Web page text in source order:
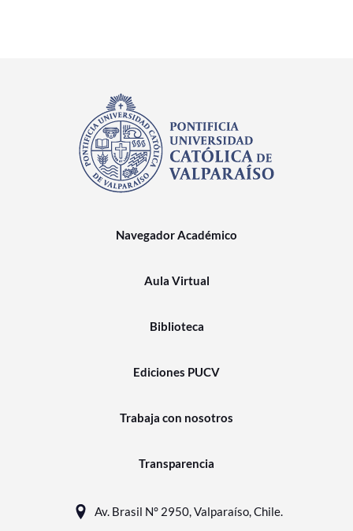
Navegador Académico
Aula Virtual
Biblioteca
Ediciones PUCV
Trabaja con nosotros
Transparencia
Av. Brasil N° 2950, Valparaíso, Chile.